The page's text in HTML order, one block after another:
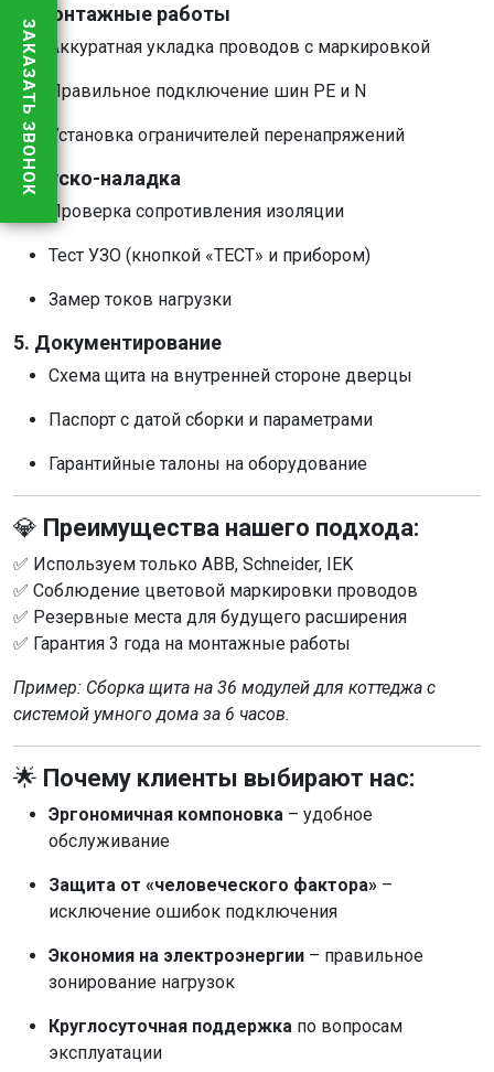
3. Монтажные работы
Аккуратная укладка проводов с маркировкой
Правильное подключение шин PE и N
Установка ограничителей перенапряжений
4. Пуско-наладка
Проверка сопротивления изоляции
Тест УЗО (кнопкой «ТЕСТ» и прибором)
Замер токов нагрузки
5. Документирование
Схема щита на внутренней стороне дверцы
Паспорт с датой сборки и параметрами
Гарантийные талоны на оборудование
💎 Преимущества нашего подхода:
✅ Используем только ABB, Schneider, IEK
✅ Соблюдение цветовой маркировки проводов
✅ Резервные места для будущего расширения
✅ Гарантия 3 года на монтажные работы
Пример: Сборка щита на 36 модулей для коттеджа с
системой умного дома за 6 часов.
🌟 Почему клиенты выбирают нас:
Эргономичная компоновка – удобное
обслуживание
Защита от «человеческого фактора» –
исключение ошибок подключения
Экономия на электроэнергии – правильное
зонирование нагрузок
Круглосуточная поддержка по вопросам
эксплуатации
ЗАКАЗАТЬ ЗВОНОК